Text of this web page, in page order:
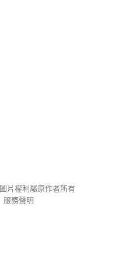
片權利屬原作者所有
服務聲明